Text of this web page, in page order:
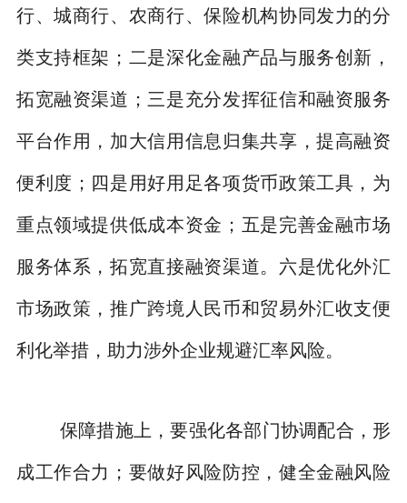
行、城商行、农商行、保险机构协同发力的分
类支持框架；二是深化金融产品与服务创新，
拓宽融资渠道；三是充分发挥征信和融资服务
平台作用，加大信用信息归集共享，提高融资
便利度；四是用好用足各项货币政策工具，为
重点领域提供低成本资金；五是完善金融市场
服务体系，拓宽直接融资渠道。六是优化外汇
市场政策，推广跨境人民币和贸易外汇收支便
利化举措，助力涉外企业规避汇率风险。
保障措施上，要强化各部门协调配合，形
成工作合力；要做好风险防控，健全金融风险